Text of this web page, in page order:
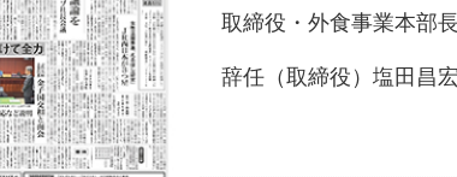
取締役・外食事業本部
辞任（取締役）塩田昌宏